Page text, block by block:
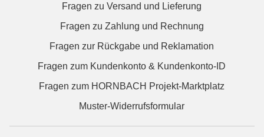
Fragen zu Versand und Lieferung
Fragen zu Zahlung und Rechnung
Fragen zur Rückgabe und Reklamation
Fragen zum Kundenkonto & Kundenkonto-ID
Fragen zum HORNBACH Projekt-Marktplatz
Muster-Widerrufsformular